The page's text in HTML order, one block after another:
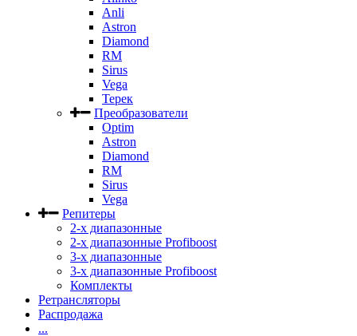
Anli
Astron
Diamond
RM
Sirus
Vega
Терек
Преобразователи
Optim
Astron
Diamond
RM
Sirus
Vega
Репитеры
2-х диапазонные
2-х диапазонные Profiboost
3-х диапазонные
3-х диапазонные Profiboost
Комплекты
Ретрансляторы
Распродажа
...